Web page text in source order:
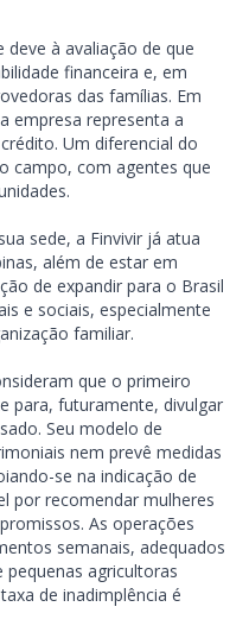
deve à avaliação de que
financeira e, em
das famílias. Em
empresa representa a
Um diferencial do
campo, com agentes que
sede, a Finvivir já atua
além de estar em
de expandir para o Brasil
e sociais, especialmente
familiar.
que o primeiro
para, futuramente, divulgar
Seu modelo de
nem prevê medidas
se na indicação de
por recomendar mulheres
As operações
semanais, adequados
pequenas agricultoras
de inadimplência é